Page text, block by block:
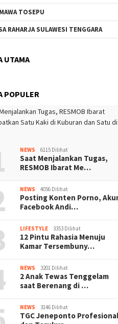
TOSEPU
RAHARJA SULAWESI TENGGARA
UTAMA
POPULER
NEWS 6115 Dilihat
Saat Menjalankan Tugas,
RESMOB Ibarat Me…
NEWS 4056 Dilihat
Posting Konten Porno,
Facebook Andi…
LIFESTYLE 3353 Dilihat
12 Pintu Rahasia Menuju
Kamar Tersembuny…
NEWS 3201 Dilihat
2 Anak Tewas Tenggelam
saat Berenang di …
NEWS 3146 Dilihat
TGC Jeneponto Profesional